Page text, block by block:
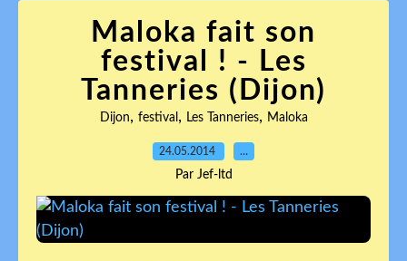
Maloka fait son
festival ! - Les
Tanneries (Dijon)
Dijon, festival , Les Tanneries, Maloka
24.05.2014 …
Par Jef-ltd